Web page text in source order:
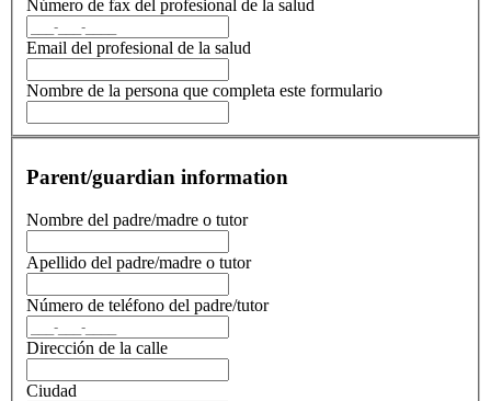
Número de fax del profesional de la salud
Email del profesional de la salud
Nombre de la persona que completa este formulario
Parent/guardian information
Nombre del padre/madre o tutor
Apellido del padre/madre o tutor
Número de teléfono del padre/tutor
Dirección de la calle
Ciudad